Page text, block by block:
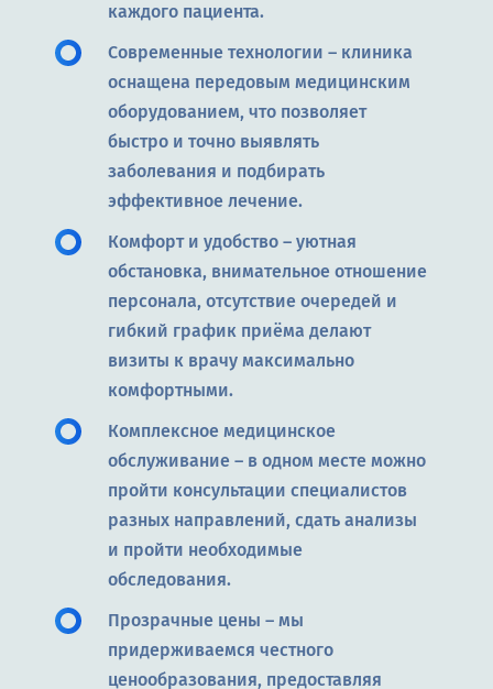
каждого пациента.
Современные технологии – клиника
оснащена передовым медицинским
оборудованием, что позволяет
быстро и точно выявлять
заболевания и подбирать
эффективное лечение.
Комфорт и удобство – уютная
обстановка, внимательное отношение
персонала, отсутствие очередей и
гибкий график приёма делают
визиты к врачу максимально
комфортными.
Комплексное медицинское
обслуживание – в одном месте можно
пройти консультации специалистов
разных направлений, сдать анализы
и пройти необходимые
обследования.
Прозрачные цены – мы
придерживаемся честного
ценообразования, предоставляя